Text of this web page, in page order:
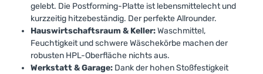
gelebt. Die Postforming-Platte ist lebensmittelecht und
kurzzeitig hitzebeständig. Der perfekte Allrounder.
Hauswirtschaftsraum & Keller:Waschmittel,
Feuchtigkeit und schwere Wäschekörbe machen der
robusten HPL-Oberfläche nichts aus.
Werkstatt & Garage: Dank der hohen Stoßfestigkeit